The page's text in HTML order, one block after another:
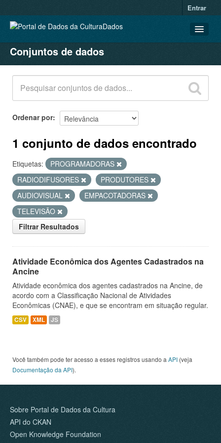
Entrar
CONJUNTOS DE DADOS
ORGANIZAÇÕES
GRUPOS
SOBRE
Conjuntos de dados
Ordenar por
1 conjunto de dados encontrado
Etiquetas:
PROGRAMADORAS
RADIODIFUSORES
PRODUTORES
AUDIOVISUAL
EMPACOTADORAS
TELEVISÃO
Filtrar Resultados
Atividade Econômica dos Agentes Cadastrados na
Ancine
Atividade econômica dos agentes cadastrados na Ancine, de
acordo com a Classificação Nacional de Atividades
Econômicas (CNAE), e que se encontram em situação regular.
CSV XML JS
Você também pode ter acesso a esses registros usando a API (veja
Documentação da API).
Sobre Portal de Dados da Cultura
API do CKAN
Open Knowledge Foundation